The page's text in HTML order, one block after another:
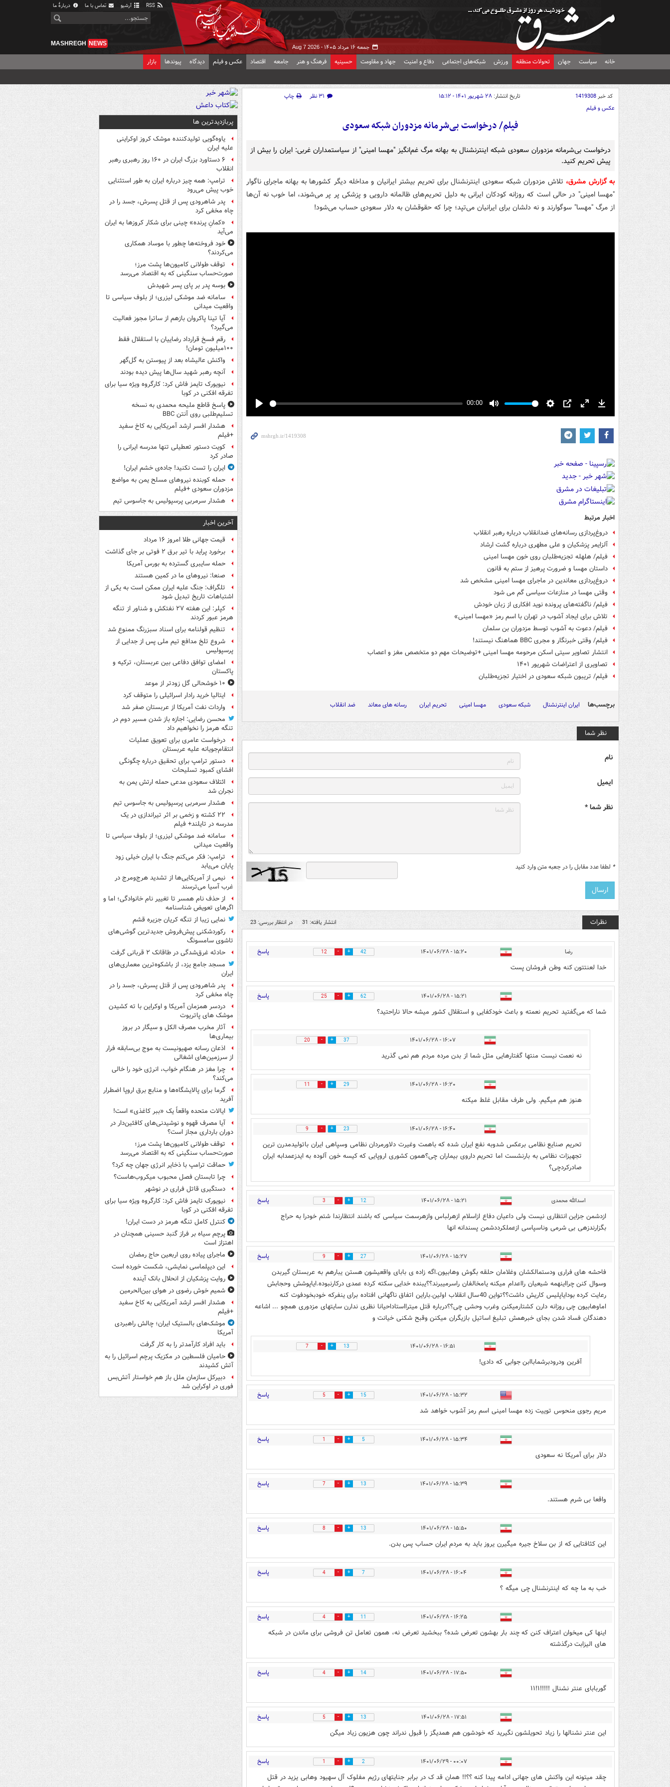
آرشیو تماس با ما دربارهٔ ما
جمعه ۱۶ مرداد ۱۴۰۵ - Aug 7 2026
MASHREGH NEWS
خانه سیاست جهان تحولات منطقه ورزش شبکه‌های اجتماعی دفاع و امنیت جهاد و مقاومت حسینیه فرهنگ و هنر جامعه اقتصاد عکس و فیلم دیدگاه پیوندها بازار
کد خبر1419308 تاریخ انتشار: ۲۸ شهریور ۱۴۰۱ - ۱۵:۱۲ ۳۱ نظر
چاپ
عکس و فیلم
فیلم/ درخواست بی‌شرمانه مزدوران شبکه سعودی
درخواست بی‌شرمانه مزدوران سعودی شبکه اینترنشنال به بهانه مرگ غم‌انگیز "مهسا امینی" از سیاستمداران غربی: ایران را بیش از
پیش تحریم کنید.
به گزارش مشرق، تلاش مزدوران شبکه سعودی اینترنشنال برای تحریم بیشتر ایرانیان و مداخله دیگر کشورها به بهانه ماجرای ناگوار
"مهسا امینی" در حالی است که روزانه کودکان ایرانی به دلیل تحریم‌های ظالمانه دارویی و پزشکی پر پر می‌شوند، اما خوب نه آن‌ها
از مرگ "مهسا" سوگوارند و نه دلشان برای ایرانیان می‌تپد؛ چرا که حقوقشان به دلار سعودی حساب می‌شود!
00:00
اخبار مرتبط
دروغ‌پردازی رسانه‌های ضدانقلاب درباره رهبر انقلاب
آلزایمر پزشکیان و علی مطهری درباره گشت ارشاد
فیلم/ هلهله‌ تجزیه‌طلبان روی خون مهسا امینی
داستان مهسا و ضرورت پرهیز از ستم به قانون
دروغ‌پردازی‌ معاندین در ماجرای مهسا امینی مشخص شد
وقتی مهسا در منازعات سیاسی گم می شود
فیلم/ ناگفته‌های پرونده نوید افکاری از زبان خودش
تلاش برای ایجاد آشوب در تهران با اسم رمز «مهسا امینی»
فیلم/ دعوت به آشوب توسط مزدوران بن سلمان
فیلم/ وقتی خبرنگار و مجری BBC هماهنگ نیستند!
انتشار تصاویر سیتی اسکن مرحومه مهسا امینی +توضیحات مهم دو متخصص مغز و اعصاب
تصاویری از اعتراضات شهریور ۱۴۰۱
فیلم/ تریبون شبکه سعودی در اختیار تجزیه‌طلبان
برچسب‌ها ایران اینترنشنال شبکه سعودی مهسا امینی تحریم ایران رسانه های معاند ضد انقلاب
نظر شما
نام
ایمیل
نظر شما *
* لطفا عدد مقابل را در جعبه متن وارد کنید
نظرات انتشار یافته: 31 در انتظار بررسی: 23
رضا ۱۵:۲۰ - ۱۴۰۱/۰۶/۲۸ 42
12 پاسخ
خدا لعنتتون کنه وطن فروشان پست
۱۵:۲۱ - ۱۴۰۱/۰۶/۲۸ 62
25 پاسخ
شما که می‌گفتید تحریم نعمته و باعث خودکفایی و استقلال کشور میشه حالا ناراحتید؟
۱۶:۰۷ - ۱۴۰۱/۰۶/۲۸ 37
20
نه نعمت نیست منتها گفتارهایی مثل شما از بدن مرده مردم هم نمی گذرید
۱۶:۲۰ - ۱۴۰۱/۰۶/۲۸ 29
11
هنوز هم میگیم. ولی طرف مقابل غلط میکنه
۱۶:۴۰ - ۱۴۰۱/۰۶/۲۸ 23
9
تحریم صنایع نظامی برعکس شدوبه نفع ایران شده که باهمت وغیرت دلاورمردان نظامی وسپاهی ایران باتولیدمدرن ترین
تجهیزات نظامی به بارنشست اما تحریم داروی بیماران چی؟همون کشوری اروپایی که کیسه خون آلوده به ایدزعمدابه ایران
صادرکردچی؟
اسدالله محمدی ۱۵:۲۱ - ۱۴۰۱/۰۶/۲۸ 12
3 پاسخ
ازدشمن جزاین انتظاری نیست ولی داعیان دفاع ازاسلام ازهرلباس وازهرسمت سیاسی که باشند انتظارندا شتم خودرا به حراج
بگزارندزهی بی شرمی وناسپاسی ازعملکرددشمن پسندانه انها
۱۵:۲۷ - ۱۴۰۱/۰۶/۲۸ 27
9 پاسخ
فاحشه های فراری ودستمالکشان وغلامان حلقه بگوش وهابیون.اگه زاده ی بابای واقعیشون هستن یبارهم به عربستان گیربدن
وسوال کنن چرااینهمه شیعیان رااعدام میکنه یامخالفان راسرمیبرند؟؟یبنده خدایی سکته کرده عمدی درکارنبوده.ایاپوشش وحجابش
رعایت کرده بودایاپلیس کاریش داشت؟؟تواین 40سال انقلاب اولین.باراین اتفاق ناگهانی افتاده برای ینفرکه خودبخودفوت کنه
اماوهابیون چی روزانه دارن کشتارمیکنن وغرب وحشی چی؟؟درباره قتل میترااستاداحیانا نظری ندارن سایتهای مزدوری همچو ... اشاعه
دهندگان فساد شدن بجای خبرهمش تبلیغ اساتیل بازیگران میکنن وقبح شکنی خیانت و
۱۶:۵۱ - ۱۴۰۱/۰۶/۲۸ 13
7
آفرین ودرودبرشماباابن جوابی که دادی!
۱۵:۳۲ - ۱۴۰۱/۰۶/۲۸ 15
5 پاسخ
مریم رجوی منحوس توییت زده مهسا امینی اسم رمز آشوب خواهد شد
۱۵:۳۴ - ۱۴۰۱/۰۶/۲۸ 5
1 پاسخ
دلار برای آمریکا نه سعودی
۱۵:۳۹ - ۱۴۰۱/۰۶/۲۸ 13
7 پاسخ
واقعا بی شرم هستند.
۱۵:۵۰ - ۱۴۰۱/۰۶/۲۸ 13
8 پاسخ
این کثافتایی که از بن سلاخ جیره میگیرن یروز باید به مردم ایران حساب پس بدن.
۱۶:۰۴ - ۱۴۰۱/۰۶/۲۸ 7
4 پاسخ
خب به ما چه که اینترنشنال چی میگه ؟
۱۶:۲۵ - ۱۴۰۱/۰۶/۲۸ 11
4 پاسخ
اینها کی میخوان اعتراف کنن که چند بار بهشون تعرض شده؟ ببخشید تعرض نه، همون تعامل تن فروشی برای ماندن در شبکه
های الیزابت درگذشته
۱۷:۵۰ - ۱۴۰۱/۰۶/۲۸ 14
4 پاسخ
گوربابای عنتر نشنال !!!!!۱!۱۱
۱۷:۵۱ - ۱۴۰۱/۰۶/۲۸ 13
5 پاسخ
این عنتر نشنالها را زیاد تحویلشون نگیرید که خودشون هم همدیگز را قبول ندراند چون هزیون زیاد میگن
۰۰:۰۷ - ۱۴۰۱/۰۶/۲۹ 2
1 پاسخ
چقد میتونه این واکنش های جهانی ادامه پیدا کنه ؟؟!! همان قد ک در برابر جنایتهای رژیم مفلوک آل سهیود وهابی یزید در قتل
پربازدیدترین ها
یاوه‌گویی تولیدکننده موشک کروز اوکراینی
علیه ایران
۶ دستاورد بزرگ ایران در ۱۶۰ روز رهبری رهبر
انقلاب
ترامپ: همه چیز درباره ایران به طور استثنایی
خوب پیش می‌رود
پدر شاهرودی پس از قتل پسرش، جسد را در
چاه مخفی کرد
«کمانِ پرنده» چینی برای شکار کروزها به ایران
می‌آید
خود فروخته‌ها چطور با موساد همکاری
می‌کردند؟
توقف طولانی کامیون‌ها پشت مرز؛
صورت‌حساب سنگینی که به اقتصاد می‌رسد
بوسه‌ پدر بر پای پسر شهیدش
سامانه ضد موشکی لیزری؛ از بلوف سیاسی تا
واقعیت میدانی
آیا تینا پاکروان بازهم از ساترا مجوز فعالیت
می‌گیرد؟
رقم فسخ قرارداد رضاییان با استقلال فقط
۱۰۰میلیون تومان!
واکنش عالیشاه بعد از پیوستن به گل‌گهر
آنچه رهبر شهید سال‌ها پیش دیده بودند
نیویورک تایمز فاش کرد: کارگروه ویژه سیا برای
تفرقه افکنی در کوبا
پاسخ قاطع ملیحه محمدی به نسخه
تسلیم‌طلبی روی آنتن BBC
هشدار افسر ارشد آمریکایی به کاخ سفید
+فیلم
کویت دستور تعطیلی تنها مدرسه ایرانی را
صادر کرد
ایران را تست نکنید! جاده‌ی خشم ایران!
حمله کوبنده نیروهای مسلح یمن به مواضع
مزدوران سعودی +فیلم
هشدار سرمربی پرسپولیس به جاسوس تیم
آخرین اخبار
قیمت جهانی طلا امروز ۱۶ مرداد
برخورد پراید با تیر برق ۲ فوتی بر جای گذاشت
حمله سایبری گسترده به بورس آمریکا
صنعا: نیروهای ما در کمین‌ هستند
تلگراف: جنگ علیه ایران ممکن است به یکی از
اشتباهات تاریخ تبدیل شود
کپلر: این هفته ۲۷ نفتکش و شناور از تنگه
هرمز عبور کردند
تنظیم قولنامه برای اسناد سبزرنگ ممنوع شد
شروع تلخ مدافع تیم ملی پس از جدایی از
پرسپولیس
امضای توافق دفاعی بین عربستان، ترکیه و
پاکستان
۱۰ خوشحالی گل زودتر از موعد
ایتالیا خرید رادار اسرائیلی را متوقف کرد
واردات نفت آمریکا از عربستان صفر شد
محسن رضایی: اجازه باز شدن مسیر دوم در
تنگه هرمز را نخواهیم داد
درخواست عامری برای تعویق عملیات
انتقام‌جویانه علیه عربستان
دستور ترامپ برای تحقیق درباره چگونگی
افشای کمبود تسلیحات
ائتلاف سعودی مدعی حمله ارتش یمن به
نجران شد
هشدار سرمربی پرسپولیس به جاسوس تیم
۲۲ کشته و زخمی بر اثر تیراندازی در یک
مدرسه در تایلند+ فیلم
سامانه ضد موشکی لیزری؛ از بلوف سیاسی تا
واقعیت میدانی
ترامپ: فکر می‌کنم جنگ با ایران خیلی زود
پایان می‌یابد
نیمی از آمریکایی‌ها از تشدید هرج‌ومرج در
غرب آسیا می‌ترسند
از حذف نام همسر تا تغییر نام خانوادگی؛ اما و
اگرهای تعویض شناسنامه
نمایی زیبا از تنگه کریان جزیره قشم
رکوردشکنی پیش‌فروش جدیدترین گوشی‌های
تاشوی سامسونگ
حادثه غرق‌شدگی در طاقانک ۲ قربانی گرفت
مسجد جامع یزد، از باشکوه‌ترین معماری‌های
ایران
پدر شاهرودی پس از قتل پسرش، جسد را در
چاه مخفی کرد
دردسر همزمان آمریکا و اوکراین با ته کشیدن
موشک های پاتریوت
آثار مخرب مصرف الکل و سیگار در بروز
بیماری‌ها
اذعان رسانه صهیونیست به موج بی‌سابقه فرار
از سرزمین‌های اشغالی
چرا مغز در هنگام خواب، انرژی خود را خالی
می‌کند؟
گرما برای پالایشگاه‌ها و منابع برق اروپا اضطرار
آفرید
ایالات متحده واقعاً یک «ببر کاغذی» است!
آیا مصرف قهوه و نوشیدنی‌های کافئین‌دار در
دوران بارداری مجاز است؟
توقف طولانی کامیون‌ها پشت مرز؛
صورت‌حساب سنگینی که به اقتصاد می‌رسد
حماقت ترامپ با ذخایر انرژی جهان چه کرد؟
چرا تابستان فصل محبوب میکروب‌هاست؟
دستگیری قاتل فراری در نوشهر
نیویورک تایمز فاش کرد: کارگروه ویژه سیا برای
تفرقه افکنی در کوبا
کنترل کامل تنگه هرمز در دست ایران!
پرچم سیاه بر فراز گنبد حسینی همچنان در
اهتزاز است
ماجرای پیاده روی اربعین حاج رمضان
این دیپلماسی نمایشی، شکست خورده است
روایت پزشکیان از انحلال بانک آینده
شمیم خوش رضوی در هوای بین‌الحرمین
هشدار افسر ارشد آمریکایی به کاخ سفید
+فیلم
موشک‌های بالستیک ایران؛ چالش راهبردی
آمریکا
باید افراد کارآمدتر را به کار گرفت
حامیان فلسطین در مکزیک پرچم اسرائیل را به
آتش کشیدند
دبیرکل سازمان ملل باز هم خواستار آتش‌بس
فوری در اوکراین شد